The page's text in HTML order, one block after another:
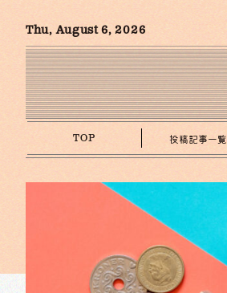
Thu, August 6, 2026
TOP 投稿記事一覧